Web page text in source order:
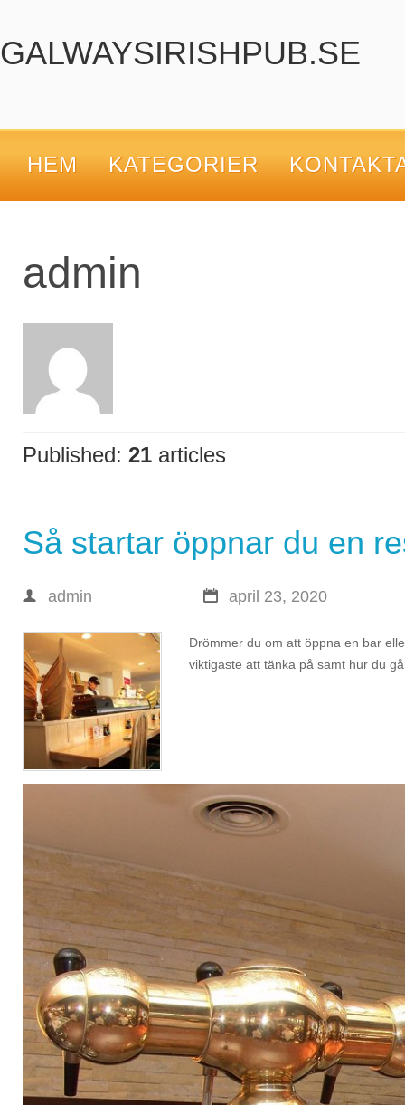
GALWAYSIRISHPUB.SE
HEM KATEGORIER
admin
Published: 21 articles
Så startar öppnar du en
admin april 23, 2020
Drömmer du om att öppna en bar
viktigaste att tänka på samt hur du